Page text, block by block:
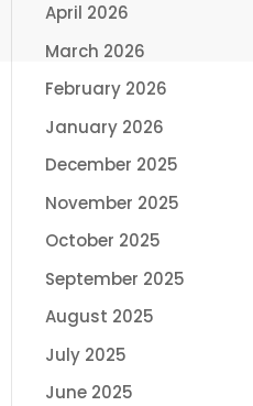
April 2026
March 2026
February 2026
January 2026
December 2025
November 2025
October 2025
September 2025
August 2025
July 2025
June 2025